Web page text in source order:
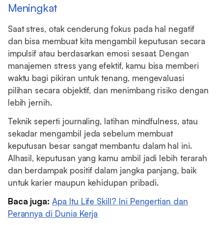
Meningkat
Saat stres, otak cenderung fokus pada hal negatif
dan bisa membuat kita mengambil keputusan secara
impulsif atau berdasarkan emosi sesaat. Dengan
manajemen stress yang efektif, kamu bisa memberi
waktu bagi pikiran untuk tenang, mengevaluasi
pilihan secara objektif, dan menimbang risiko dengan
lebih jernih.
Teknik seperti journaling, latihan mindfulness, atau
sekadar mengambil jeda sebelum membuat
keputusan besar sangat membantu dalam hal ini.
Alhasil, keputusan yang kamu ambil jadi lebih terarah
dan berdampak positif dalam jangka panjang, baik
untuk karier maupun kehidupan pribadi.
Baca juga:Apa Itu Life Skill? Ini Pengertian dan
Perannya di Dunia Kerja